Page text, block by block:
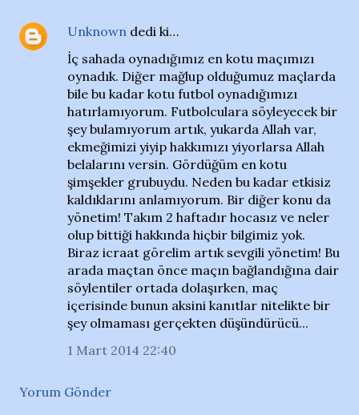
Unknown dedi ki…
İç sahada oynadığımız en kotu maçımızı
oynadık. Diğer mağlup olduğumuz maçlarda
bile bu kadar kotu futbol oynadığımızı
hatırlamıyorum. Futbolculara söyleyecek bir
şey bulamıyorum artık, yukarda Allah var,
ekmeğimizi yiyip hakkımızı yiyorlarsa Allah
belalarını versin. Gördüğüm en kotu
şimşekler grubuydu. Neden bu kadar etkisiz
kaldıklarını anlamıyorum. Bir diğer konu da
yönetim! Takım 2 haftadır hocasız ve neler
olup bittiği hakkında hiçbir bilgimiz yok.
Biraz icraat görelim artık sevgili yönetim! Bu
arada maçtan önce maçın bağlandığına dair
söylentiler ortada dolaşırken, maç
içerisinde bunun aksini kanıtlar nitelikte bir
şey olmaması gerçekten düşündürücü...
1 Mart 2014 22:40
Yorum Gönder